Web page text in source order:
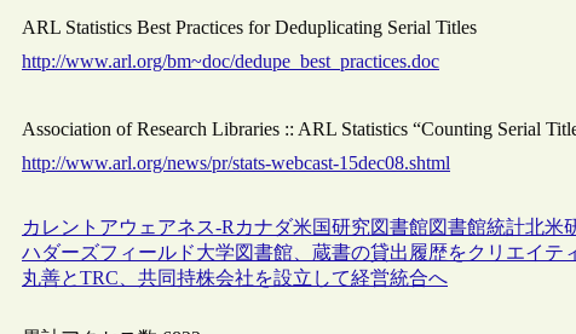
ARL Statistics Best Practices for Deduplicating Serial Titles
http://www.arl.org/bm~doc/dedupe_best_practices.doc
Association of Research Libraries :: ARL Statistics “Counting Serial
http://www.arl.org/news/pr/stats-webcast-15dec08.shtml
カレントアウェアネス-R カナダ米国研究図書館図書館統計北米
ハダーズフィールド大学図書館、蔵書の貸出履歴をクリエイテ
丸善とTRC、共同持株会社を設立して経営統合へ